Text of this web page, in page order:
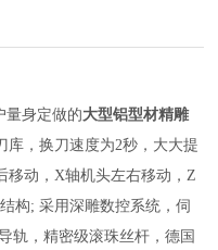
量身定做的大型铝型材精雕
库 ，换刀速度为2秒，大大提
移动，X轴机头左右移动，Z
构;采用深雕数控系统 ，伺
轨，精密级滚珠丝杆，德国